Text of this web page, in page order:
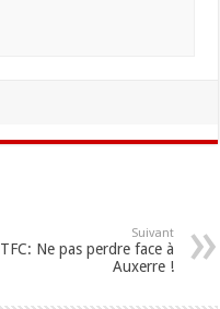
Suivant
TFC: Ne pas perdre face à
Auxerre !